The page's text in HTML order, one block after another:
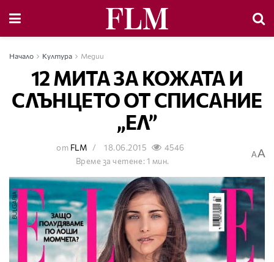
Начало Култура Медии
12 МИТА ЗА КОЖАТА И
СЛЪНЦЕТО ОТ СПИСАНИЕ
„ЕЛ”
от FLM 18.06.2015
4546
Време за четене: 1 мин.
AA